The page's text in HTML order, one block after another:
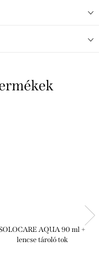
AQUA 90 ml +
lencse tároló tok